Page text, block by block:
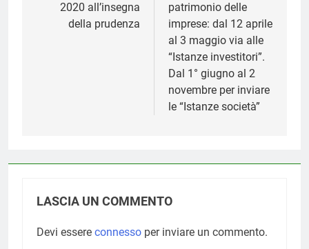
2020 all’insegna
della prudenza
patrimonio delle
imprese: dal 12 aprile
al 3 maggio via alle
“Istanze investitori”.
Dal 1° giugno al 2
novembre per inviare
le “Istanze società”
LASCIA UN COMMENTO
Devi essere connesso per inviare un commento.